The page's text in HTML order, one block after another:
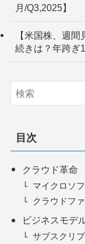
月/Q3,2025】
【米国株、週
続きは？年跨ぎ
目次
クラウド革命
マイクロソ
クラウドフ
ビジネスモデ
サブスクリ